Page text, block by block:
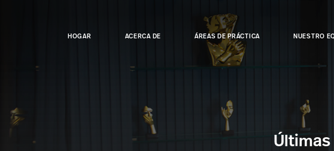
HOGAR ACERCA DE ÁREAS DE PRÁCTICA NUESTRO
Últimas